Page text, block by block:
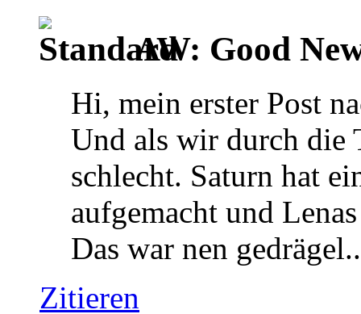
AW: Good
Hi, mein erster Post
Und als wir durch die
schlecht. Saturn hat
aufgemacht und
Das war nen
Zitieren